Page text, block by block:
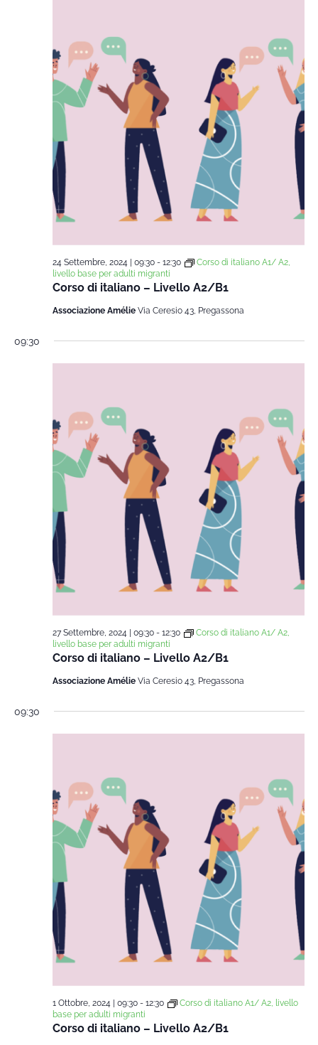
Corso di italiano – Livello A2/B1
24 Settembre, 2024 | 09:30- 12:30
Corso di italiano A1/ A2,
livello base per adulti migranti
Associazione Amélie Via Ceresio 43, Pregassona
09:30
Corso di italiano – Livello A2/B1
27 Settembre, 2024 | 09:30- 12:30
Corso di italiano A1/ A2,
livello base per adulti migranti
Associazione Amélie Via Ceresio 43, Pregassona
09:30
Corso di italiano – Livello A2/B1
1 Ottobre, 2024 | 09:30- 12:30
Corso di italiano A1/ A2, livello
base per adulti migranti